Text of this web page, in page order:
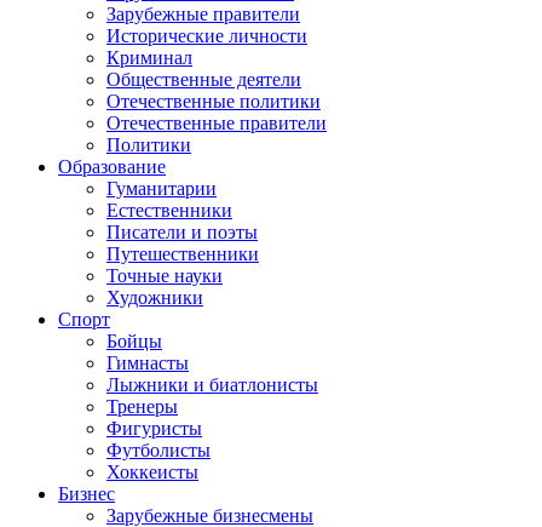
Зарубежные правители
Исторические личности
Криминал
Общественные деятели
Отечественные политики
Отечественные правители
Политики
Образование
Гуманитарии
Естественники
Писатели и поэты
Путешественники
Точные науки
Художники
Спорт
Бойцы
Гимнасты
Лыжники и биатлонисты
Тренеры
Фигуристы
Футболисты
Хоккеисты
Бизнес
Зарубежные бизнесмены